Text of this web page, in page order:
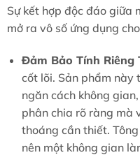
Sự kết hợp độc đáo giữa
mở ra vô số ứng dụng cho
Đảm Bảo Tính Riêng
cốt lõi. Sản phẩm này
ngăn cách không
phân chia rõ ràng mà
thoáng cần thiết.
nên một không gian